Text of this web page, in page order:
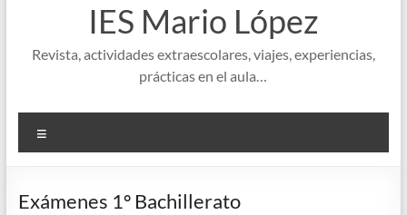
IES Mario López
Revista, actividades extraescolares, viajes, experiencias,
prácticas en el aula…
Exámenes 1º Bachillerato